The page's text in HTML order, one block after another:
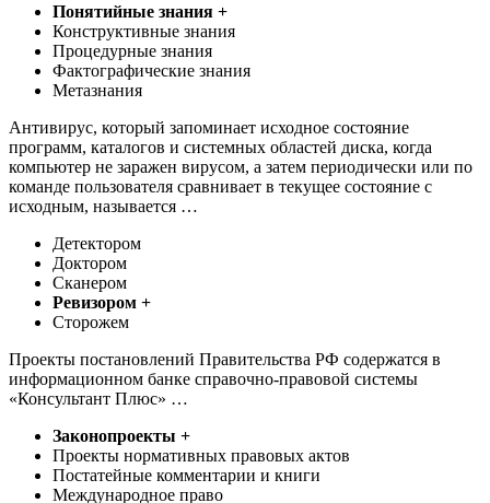
Понятийные знания +
Конструктивные знания
Процедурные знания
Фактографические знания
Метазнания
Антивирус, который запоминает исходное состояние
программ, каталогов и системных областей диска, когда
компьютер не заражен вирусом, а затем периодически или по
команде пользователя сравнивает в текущее состояние с
исходным, называется …
Детектором
Доктором
Сканером
Ревизором +
Сторожем
Проекты постановлений Правительства РФ содержатся в
информационном банке справочно-правовой системы
«Консультант Плюс» …
Законопроекты +
Проекты нормативных правовых актов
Постатейные комментарии и книги
Международное право